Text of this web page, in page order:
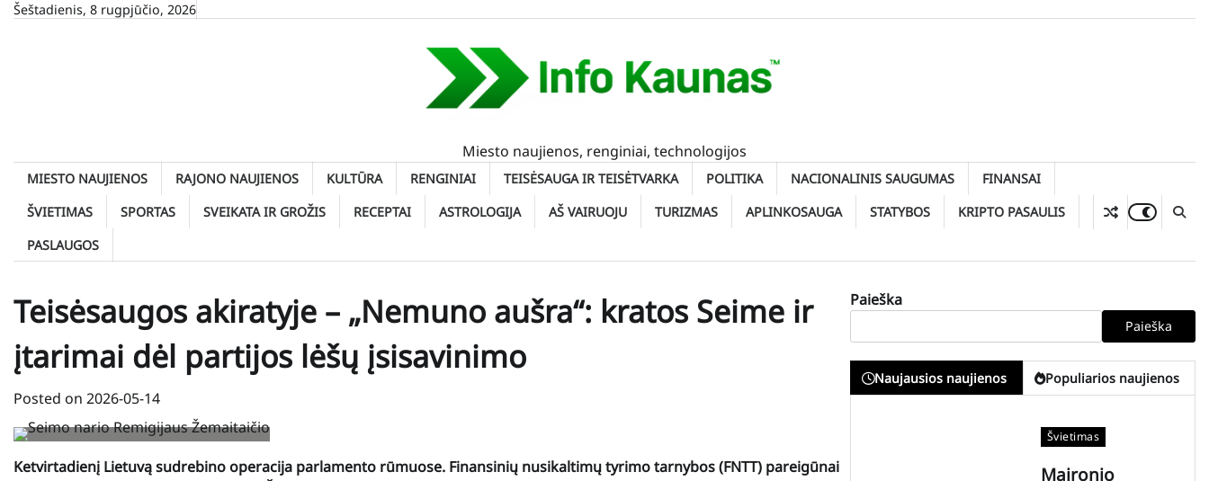
SkipŠeštadienis, 8 rugpjūčio, 2026
Miesto naujienos, renginiai, technologijos
MIESTO NAUJIENOS RAJONO NAUJIENOS KULTŪRA RENGINIAI TEISĖSAUGA IR TEISĖTVARKA POLITIKA NACIONALINIS SAUGUMAS
FINANSAI
ŠVIETIMAS
SPORTAS SVEIKATA IR GROŽIS RECEPTAI ASTROLOGIJA AŠ VAIRUOJU TURIZMAS APLINKOSAUGA STATYBOS
KRIPTO PASAULIS
PASLAUGOS
Teisėsaugos akiratyje – „Nemuno aušra“: kratos Seime ir
įtarimai dėl partijos lėšų įsisavinimo
Posted on 2026-05-14
Ketvirtadienį Lietuvą sudrebino operacija parlamento rūmuose. Finansinių nusikaltimų tyrimo tarnybos (FNTT) pareigūnai
Paieška
Paieška
Naujausios naujienos Populiarios naujienos
Švietimas
Maironio